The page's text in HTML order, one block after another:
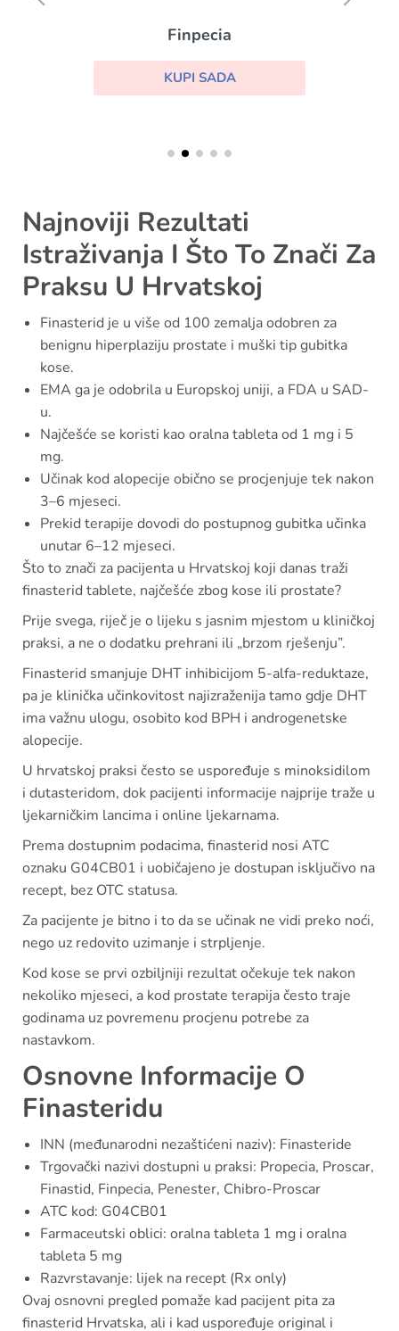
Finpecia
KUPI SADA
Najnoviji Rezultati
Istraživanja I Što To Znači Za
Praksu U Hrvatskoj
Finasterid je u više od 100 zemalja odobren za
benignu hiperplaziju prostate i muški tip gubitka
kose.
EMA ga je odobrila u Europskoj uniji, a FDA u SAD-
u.
Najčešće se koristi kao oralna tableta od 1 mg i 5
mg.
Učinak kod alopecije obično se procjenjuje tek nakon
3–6 mjeseci.
Prekid terapije dovodi do postupnog gubitka učinka
unutar 6–12 mjeseci.
Što to znači za pacijenta u Hrvatskoj koji danas traži
finasterid tablete, najčešće zbog kose ili prostate?
Prije svega, riječ je o lijeku s jasnim mjestom u kliničkoj
praksi, a ne o dodatku prehrani ili „brzom rješenju”.
Finasterid smanjuje DHT inhibicijom 5-alfa-reduktaze,
pa je klinička učinkovitost najizraženija tamo gdje DHT
ima važnu ulogu, osobito kod BPH i androgenetske
alopecije.
U hrvatskoj praksi često se uspoređuje s minoksidilom
i dutasteridom, dok pacijenti informacije najprije traže u
ljekarničkim lancima i online ljekarnama.
Prema dostupnim podacima, finasterid nosi ATC
oznaku G04CB01 i uobičajeno je dostupan isključivo na
recept, bez OTC statusa.
Za pacijente je bitno i to da se učinak ne vidi preko noći,
nego uz redovito uzimanje i strpljenje.
Kod kose se prvi ozbiljniji rezultat očekuje tek nakon
nekoliko mjeseci, a kod prostate terapija često traje
godinama uz povremenu procjenu potrebe za
nastavkom.
Osnovne Informacije O
Finasteridu
INN (međunarodni nezaštićeni naziv): Finasteride
Trgovački nazivi dostupni u praksi: Propecia, Proscar,
Finastid, Finpecia, Penester, Chibro-Proscar
ATC kod: G04CB01
Farmaceutski oblici: oralna tableta 1 mg i oralna
tableta 5 mg
Razvrstavanje: lijek na recept (Rx only)
Ovaj osnovni pregled pomaže kad pacijent pita za
finasterid Hrvatska, ali i kad uspoređuje original i